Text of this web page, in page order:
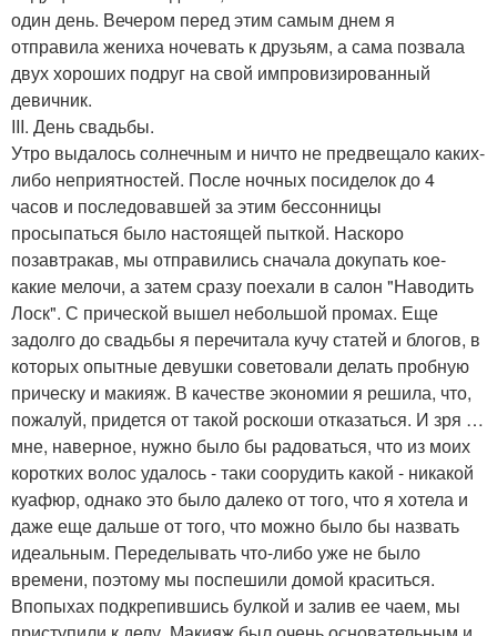
один день. Вечером перед этим самым днем я
отправила жениха ночевать к друзьям, а сама позвала
двух хороших подруг на свой импровизированный
девичник.
III. День свадьбы.
Утро выдалось солнечным и ничто не предвещало каких-
либо неприятностей. После ночных посиделок до 4
часов и последовавшей за этим бессонницы
просыпаться было настоящей пыткой. Наскоро
позавтракав, мы отправились сначала докупать кое-
какие мелочи, а затем сразу поехали в салон "Наводить
Лоск". С прической вышел небольшой промах. Еще
задолго до свадьбы я перечитала кучу статей и блогов, в
которых опытные девушки советовали делать пробную
прическу и макияж. В качестве экономии я решила, что,
пожалуй, придется от такой роскоши отказаться. И зря …
мне, наверное, нужно было бы радоваться, что из моих
коротких волос удалось - таки соорудить какой - никакой
куафюр, однако это было далеко от того, что я хотела и
даже еще дальше от того, что можно было бы назвать
идеальным. Переделывать что-либо уже не было
времени, поэтому мы поспешили домой краситься.
Впопыхах подкрепившись булкой и залив ее чаем, мы